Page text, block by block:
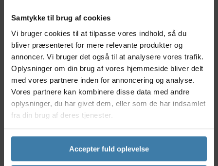
Samtykke til brug af cookies
Vi bruger cookies til at tilpasse vores indhold, så du
bliver præsenteret for mere relevante produkter og
annoncer. Vi bruger det også til at analysere vores trafik.
Oplysninger om din brug af vores hjemmeside bliver delt
med vores partnere inden for annoncering og analyse.
Vores partnere kan kombinere disse data med andre
oplysninger, du har givet dem, eller som de har indsamlet
fra din brug af deres tjenester.
Accepter fuld oplevelse
behageligt mod huden, mens polstringen sikrer god
Nyttige facts
Designet specielt til juniorcyklister
Korte fingre for fri bevægelse og nem
håndtering
Åndbare materialer holder hænderne tørre
Slidstærkt stof, der tåler mange timers brug
Behagelig polstring for ekstra komfort
Anvendelse
Northwave Active Max Junior cykelhandsker er skabt
til børn og unge, der elsker at cykle og ønsker